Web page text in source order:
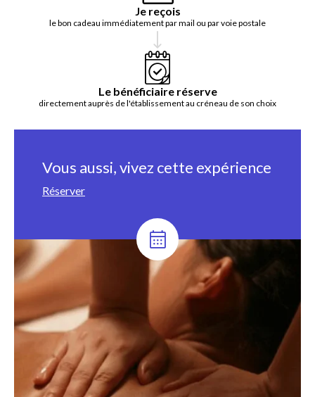
Je reçois
le bon cadeau immédiatement par mail ou par voie postale
Le bénéficiaire réserve
directement auprès de l'établissement au créneau de son choix
Vous aussi, vivez cette expérience
Réserver